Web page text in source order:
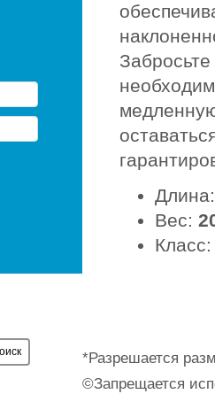
Вес:
*Разрешается
©Запрещается